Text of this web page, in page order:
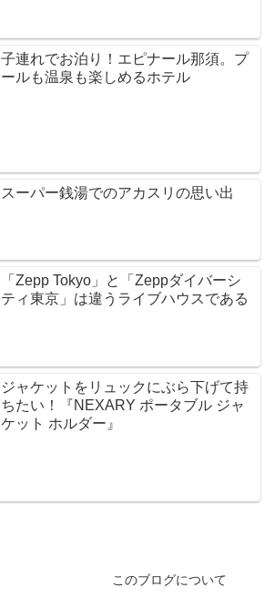
子連れでお泊り！エピナール那須。プ
ールも温泉も楽しめるホテル
スーパー銭湯でのアカスリの思い出
「Zepp Tokyo」と「Zeppダイバーシ
ティ東京」は違うライブハウスである
ジャケットをリュックにぶら下げて持
ちたい！『NEXARY ポータブル ジャ
ケット ホルダー』
このブログについて